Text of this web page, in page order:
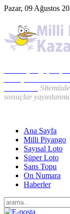
Pazar, 09 Ağustos
sonuçlar
Ana Sayfa
Milli Piyango
Sayısal Loto
Süper Loto
Şans Topu
On Numara
Haberler